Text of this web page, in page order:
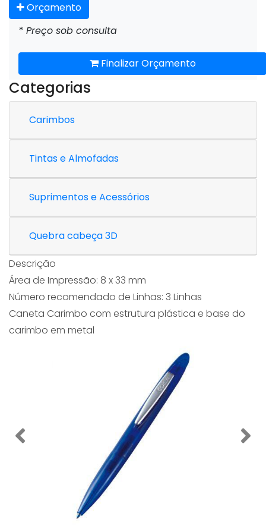
Orçamento
* Preço sob consulta
Finalizar Orçamento
Categorias
Carimbos
Tintas e Almofadas
Suprimentos e Acessórios
Quebra cabeça 3D
Descrição
Área de Impressão: 8 x 33 mm
Número recomendado de Linhas: 3 Linhas
Caneta Carimbo com estrutura plástica e base do
carimbo em metal
Previous Next